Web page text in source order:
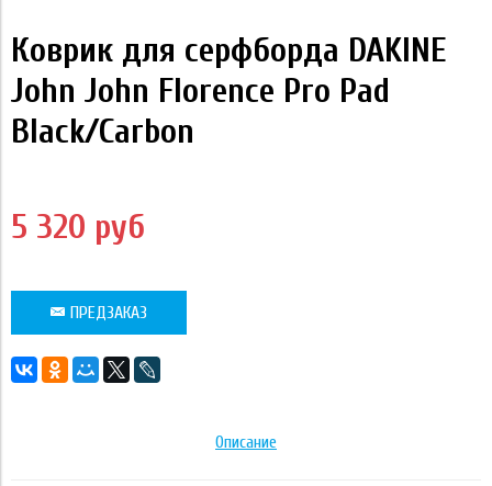
Коврик для серфборда DAKINE
John John Florence Pro Pad
Black/Carbon
5 320 руб
ПРЕДЗАКАЗ
Описание